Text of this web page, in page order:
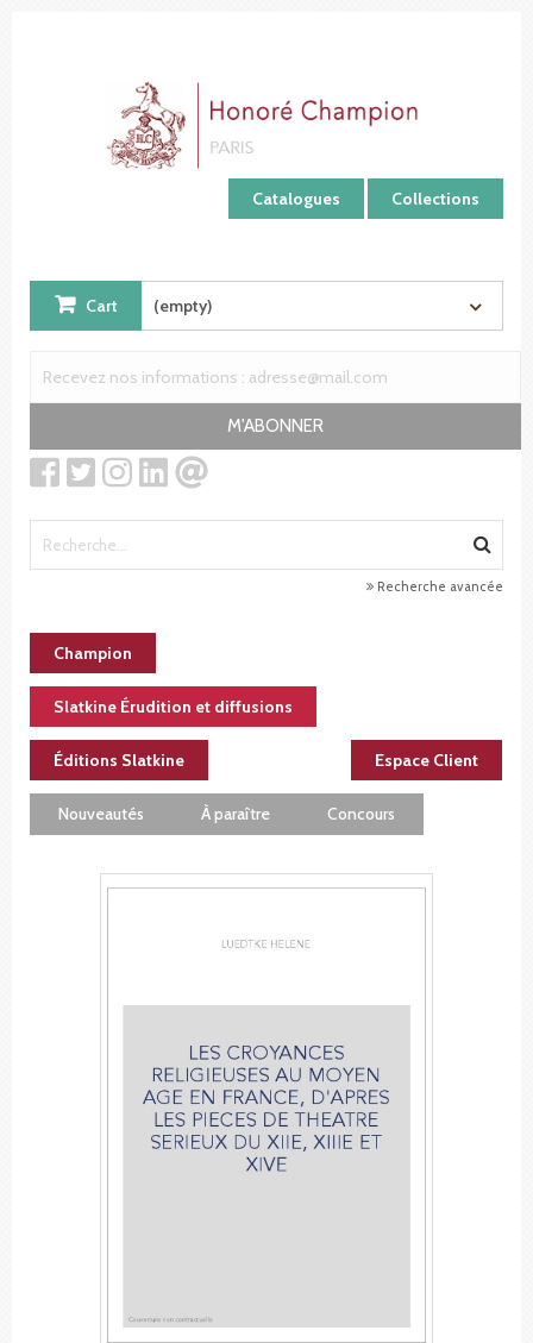
Catalogues Collections
Cart (empty)
M'ABONNER
Recherche avancée
Champion
Slatkine Érudition et diffusions
Éditions Slatkine Espace Client
Nouveautés À paraître Concours